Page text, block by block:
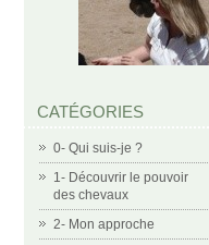
CATÉGORIES
0- Qui suis-je ?
1- Découvrir le pouvoir
des chevaux
2- Mon approche